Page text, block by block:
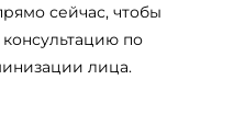
сейчас, чтобы
по
лица.